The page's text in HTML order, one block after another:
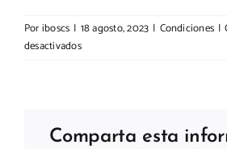
Poriboscs | 18 agosto, 2023 | Condiciones |
desactivadosen
Comparta esta